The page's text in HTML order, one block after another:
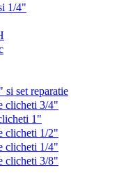
1/4"
set reparatie
clicheti 3/4"
1"
clicheti 1/2"
clicheti 1/4"
clicheti 3/8"